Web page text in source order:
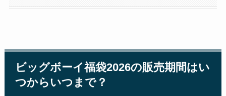
ビッグボーイ福袋2026の販売期間はい
つからいつまで？